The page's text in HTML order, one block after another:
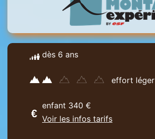
dès 6 ans
effort léger
enfant 340 €
Voir les infos tarifs